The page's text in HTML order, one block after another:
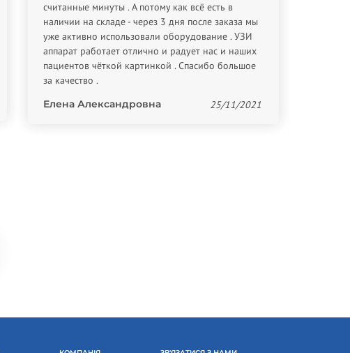
считанные минуты . А потому как всё есть в
наличии на складе - через 3 дня после заказа мы
уже активно использовали оборудование . УЗИ
аппарат работает отлично и радует нас и наших
пациентов чёткой картинкой . Спасибо большое
за качество .
Елена Александровна
25/11/2021